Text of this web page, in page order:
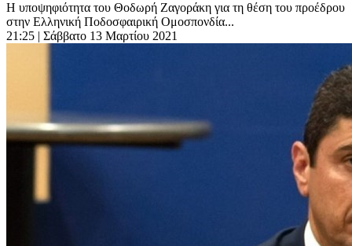
Η υποψηφιότητα του Θοδωρή Ζαγοράκη για τη θέση του προέδρου
στην Ελληνική Ποδοσφαιρική Ομοσπονδία...
21:25 | Σάββατο 13 Μαρτίου 2021